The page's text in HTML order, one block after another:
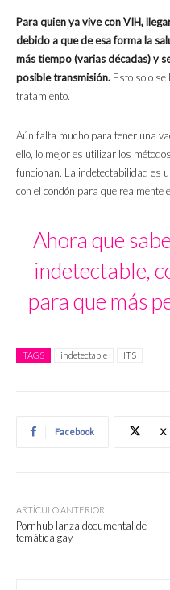
Para quien ya vive con VIH,
debido a que de esa forma la
más tiempo (varias décadas) y
posible transmisión. Esto solo se
tratamiento.
Aún falta mucho para tener una
ello, lo mejor es utilizar los
funcionan. La indetectabilidad es
con el condón para que realmente
Ahora que
indetectable,
para que más
TAGS indetectable ITS
Facebook X
ARTÍCULO ANTERIOR
Pornhub lanza documental de
temática gay